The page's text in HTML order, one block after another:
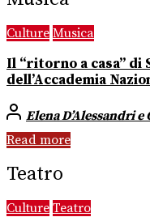
Culture Musica
Il “ritorno a casa” di
dell’Accademia
Elena D’Alessandri
Read more
Teatro
Culture Teatro